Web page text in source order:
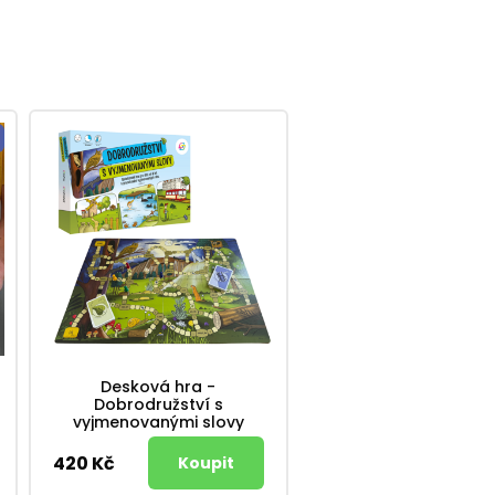
Desková hra -
Dobrodružství s
vyjmenovanými slovy
420 Kč